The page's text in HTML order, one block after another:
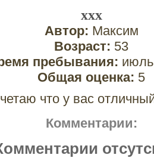
ххх
Автор: Максим
Возраст: 53
пребывания:
Общая оценка: 5
что у вас
Комментарии: